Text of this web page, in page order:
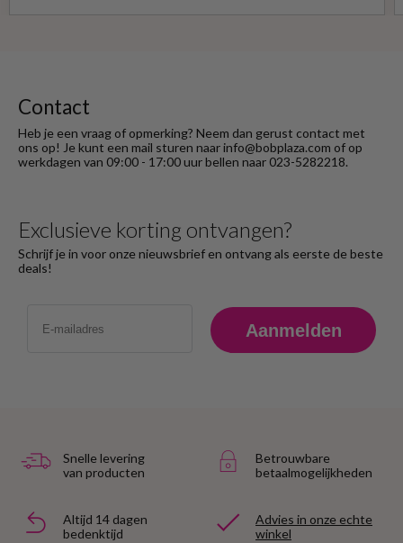
Contact
Heb je een vraag of opmerking? Neem dan gerust contact met
ons op! Je kunt een mail sturen naar info@bobplaza.com of op
werkdagen van 09:00 - 17:00 uur bellen naar 023-5282218.
Exclusieve korting ontvangen?
Schrijf je in voor onze nieuwsbrief en ontvang als eerste de beste
deals!
Aanmelden
Snelle levering
van producten
Betrouwbare
betaalmogelijkheden
Altijd 14 dagen
bedenktijd
Advies in onze echte
winkel